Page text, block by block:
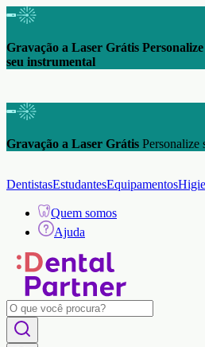
Gravação a Laser Grátis Personalize
seu instrumental
Gravação a Laser Grátis Personalize
DentistasEstudantesEquipamentos
Quem somos
Ajuda